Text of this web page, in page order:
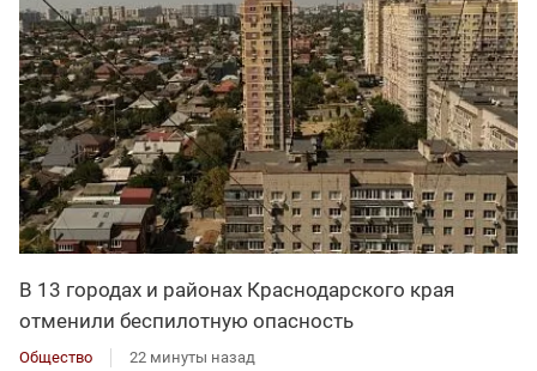
В 13 городах и районах Краснодарского края
отменили беспилотную опасность
Общество 22 минуты назад